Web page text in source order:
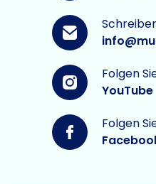
Folgen
YouTube
Folgen